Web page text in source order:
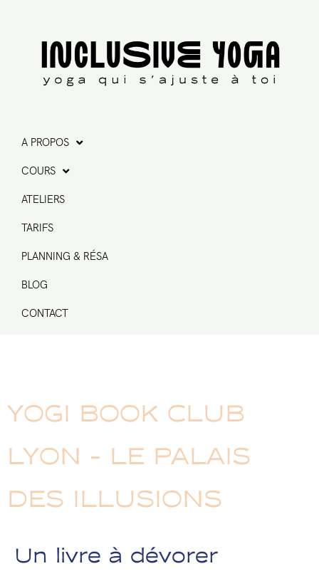
A PROPOS
COURS
ATELIERS
TARIFS
PLANNING & RÉSA
BLOG
CONTACT
YOGI BOOK CLUB
LYON - LE PALAIS
DES ILLUSIONS
Un livre à dévorer